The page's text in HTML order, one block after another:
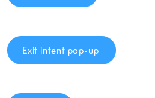
Exit intent pop-up